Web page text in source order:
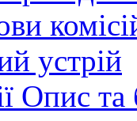
устрій
Опис та